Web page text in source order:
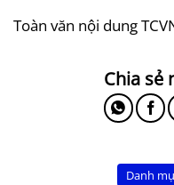
Toàn văn nội dung
Danh